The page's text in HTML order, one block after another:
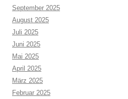
September 2025
August 2025
Juli 2025
Juni 2025
Mai 2025
April 2025
März 2025
Februar 2025